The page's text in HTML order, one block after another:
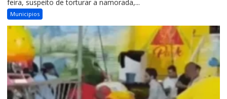
feira, suspeito de torturar a namorada,...
Municipios